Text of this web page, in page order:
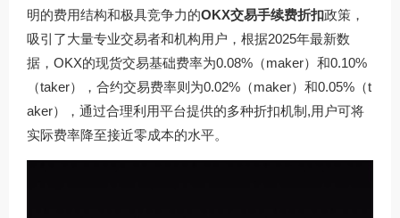
明的费用结构和极具竞争力的OKX交易手续费折扣政策，
吸引了大量专业交易者和机构用户，根据2025年最新数
据，OKX的现货交易基础费率为0.08%（maker）和0.10%
（taker），合约交易费率则为0.02%（maker）和0.05%（t
aker），通过合理利用平台提供的多种折扣机制,用户可将
实际费率降至接近零成本的水平。